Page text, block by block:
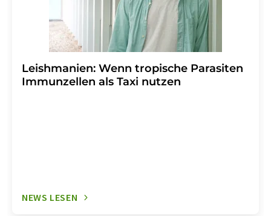
Leishmanien: Wenn tropische Parasiten
Immunzellen als Taxi nutzen
NEWS LESEN